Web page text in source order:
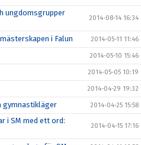
ungdomsgrupper
2014-08-14 16:34
i Falun 2014-05-11 11:46
2014-05-10 15:46
2014-05-05 10:19
2014-04-29 19:32
gymnastikläger 2014-04-25 15:58
i SM med ett ord:
2014-04-15 17:16